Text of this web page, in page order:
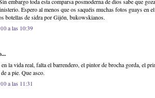
embargo toda esta comparsa posmoderna de dios sabe que
Espero al menos que os saquéis muchas fotos guays en
botellas de sidra por Gijón, bukowskianos.
a las 10:39
la vida real, falta el barrendero, el pintor de brocha gorda, el
a pie. Que asco.
a las 11:31